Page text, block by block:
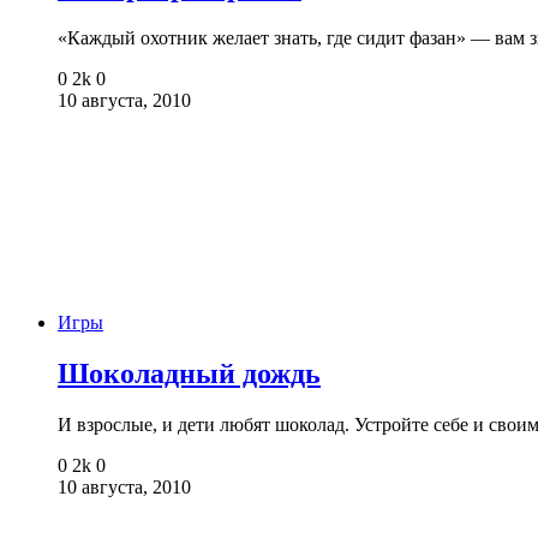
«Каждый охотник желает знать, где сидит фазан» — вам
0 2k 0
10 августа, 2010
Игры
Шоколадный дождь
И взрослые, и дети любят шоколад. Устройте себе и
0 2k 0
10 августа, 2010